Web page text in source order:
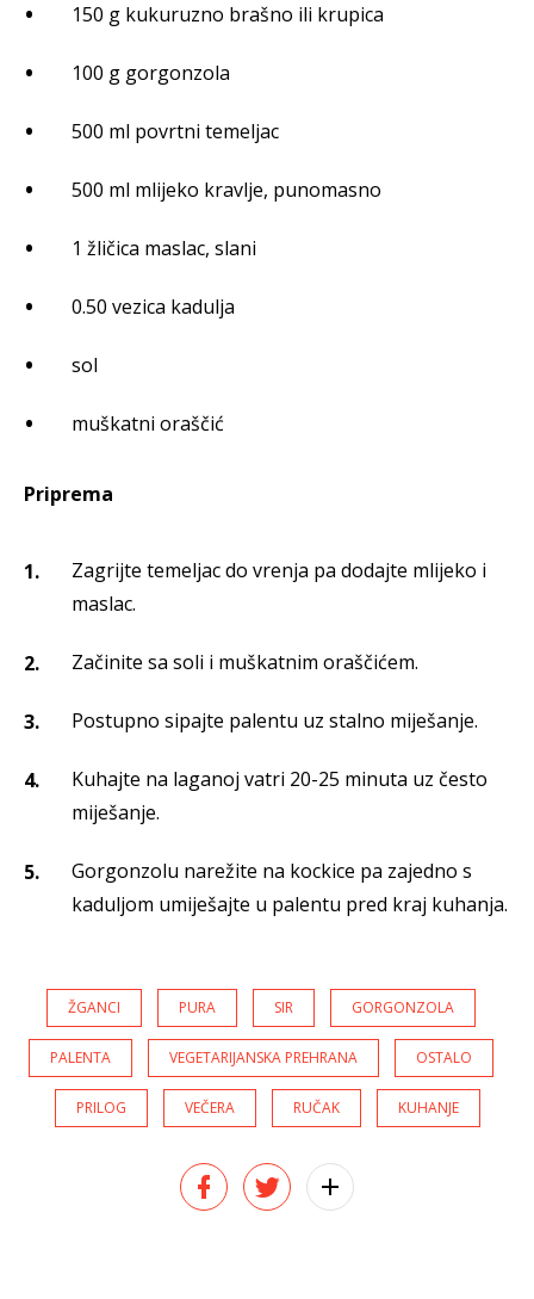
150 g kukuruzno brašno ili krupica
100 g gorgonzola
500 ml povrtni temeljac
500 ml mlijeko kravlje, punomasno
1 žličica maslac, slani
0.50 vezica kadulja
sol
muškatni oraščić
Priprema
Zagrijte temeljac do vrenja pa dodajte mlijeko i
maslac.
Začinite sa soli i muškatnim oraščićem.
Postupno sipajte palentu uz stalno miješanje.
Kuhajte na laganoj vatri 20-25 minuta uz često
miješanje.
Gorgonzolu narežite na kockice pa zajedno s
kaduljom umiješajte u palentu pred kraj kuhanja.
ŽGANCI PURA SIR GORGONZOLA
PALENTA VEGETARIJANSKA PREHRANA OSTALO
PRILOG VEČERA RUČAK KUHANJE